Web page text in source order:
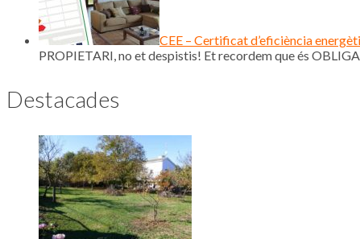
CEE – Certificat d’eficiència
PROPIETARI, no et despistis! Et recordem que és
Destacades